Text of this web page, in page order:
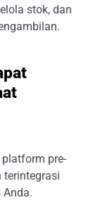
stok, dan
pre-
terintegrasi